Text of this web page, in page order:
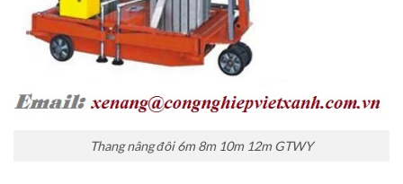
Thang nâng đôi 6m 8m 10m 12m GTWY